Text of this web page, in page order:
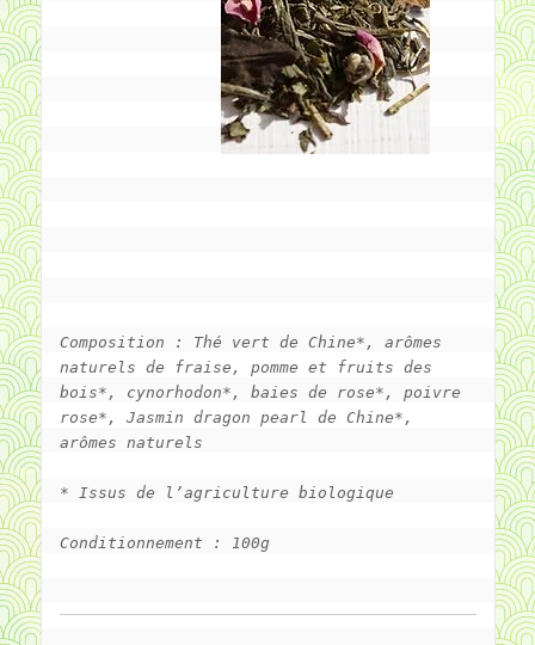
Composition : Thé vert de Chine*, arômes
naturels de fraise, pomme et fruits des
bois*, cynorhodon*, baies de rose*, poivre
rose*, Jasmin dragon pearl de Chine*,
arômes naturels
* Issus de l’agriculture biologique
Conditionnement : 100g